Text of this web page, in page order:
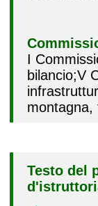
I
bilancio;V
montagna,
Testo del